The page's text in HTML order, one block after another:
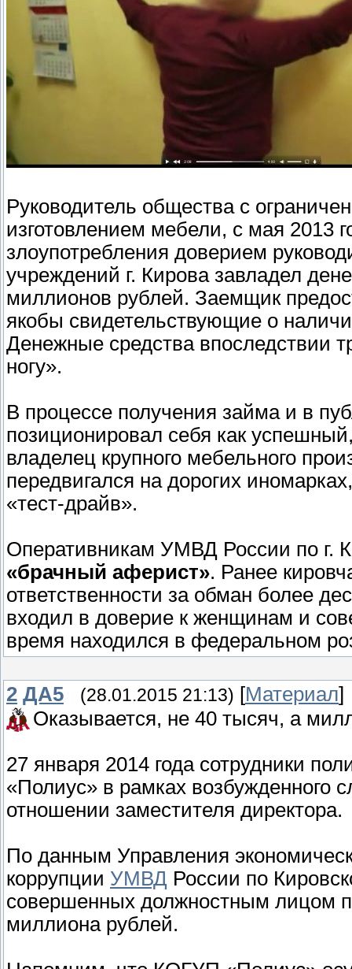
Руководитель общества с
изготовлением мебели, с мая 2013
злоупотребления доверием
учреждений г. Кирова завладел
миллионов рублей. Заемщик
якобы свидетельствующие о
Денежные средства впоследствии
ногу».
В процессе получения займа и в
позиционировал себя как
владелец крупного мебельного
передвигался на дорогих
«тест-драйв».
Оперативникам УМВД России по г.
«брачный аферист». Ранее
ответственности за обман более
входил в доверие к женщинам и
время находился в федеральном
2 ДА5 (28.01.2015 21:13) [Материал]
Оказывается, не 40 тысяч, а
27 января 2014 года сотрудники
«Полиус» в рамках возбужденного
отношении заместителя директора.
По данным Управления
коррупции УМВД России по
совершенных должностным лицом
миллиона рублей.